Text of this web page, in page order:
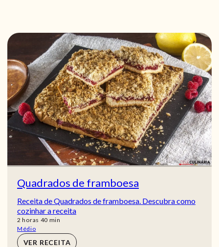
Quadrados de framboesa
Receita de Quadrados de framboesa. Descubra como
cozinhar a receita
2 horas
horas 40 min
min
Médio
VER RECEITA